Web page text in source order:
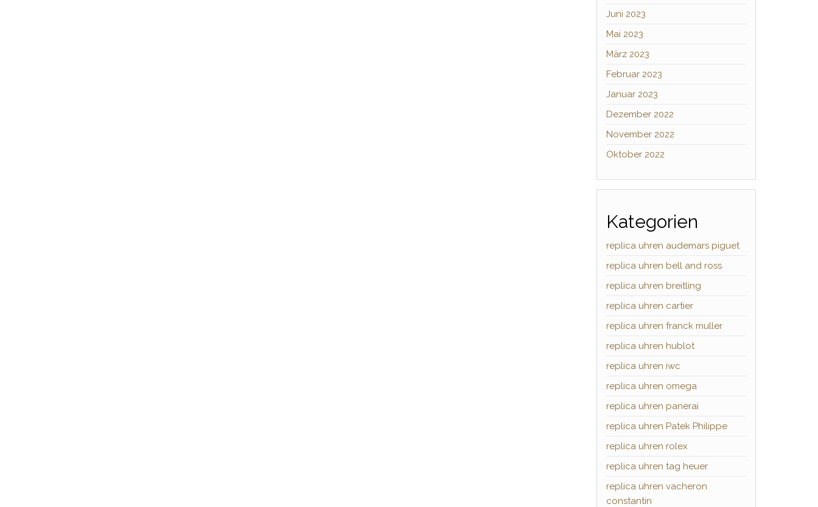
Juni 2023
Mai 2023
März 2023
Februar 2023
Januar 2023
Dezember 2022
November 2022
Oktober 2022
Kategorien
replica uhren audemars piguet
replica uhren bell and ross
replica uhren breitling
replica uhren cartier
replica uhren franck muller
replica uhren hublot
replica uhren iwc
replica uhren omega
replica uhren panerai
replica uhren Patek Philippe
replica uhren rolex
replica uhren tag heuer
replica uhren vacheron
constantin